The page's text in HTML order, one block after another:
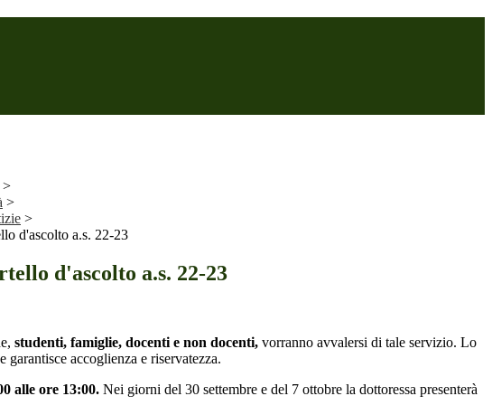
>
>
>
d'ascolto a.s. 22-23
d'ascolto a.s. 22-23
studenti, famiglie, docenti e non docenti, vorranno avvalersi di tale servizio. Lo
accoglienza e riservatezza.
alle ore 13:00. Nei giorni del 30 settembre e del 7 ottobre la dottoressa presenterà